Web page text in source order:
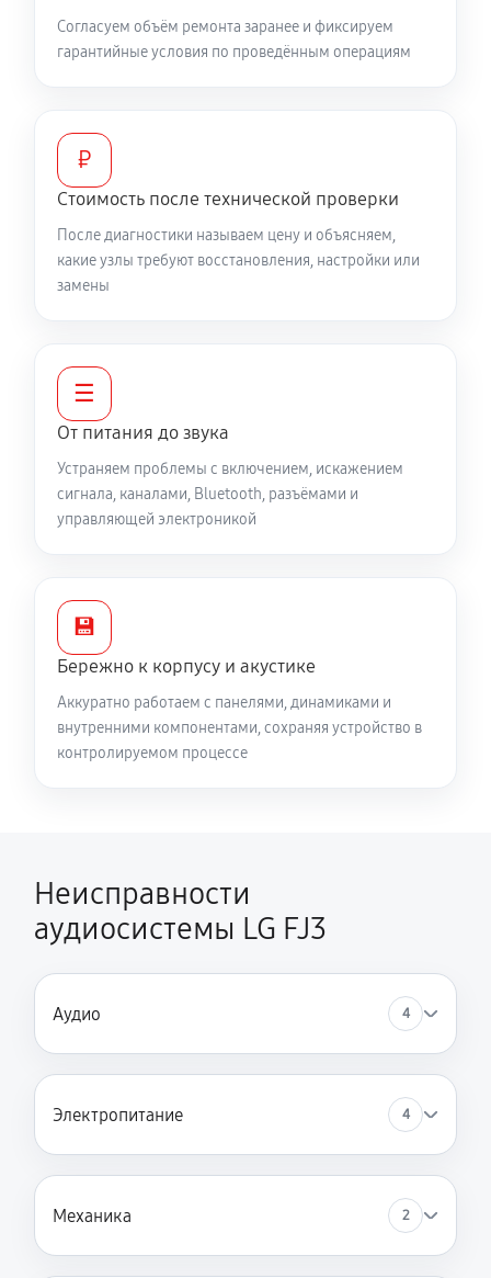
Согласуем объём ремонта заранее и фиксируем
гарантийные условия по проведённым операциям
₽
Стоимость после технической проверки
После диагностики называем цену и объясняем,
какие узлы требуют восстановления, настройки или
замены
☰
От питания до звука
Устраняем проблемы с включением, искажением
сигнала, каналами, Bluetooth, разъёмами и
управляющей электроникой
💾
Бережно к корпусу и акустике
Аккуратно работаем с панелями, динамиками и
внутренними компонентами, сохраняя устройство в
контролируемом процессе
Неисправности
аудиосистемы LG FJ3
Аудио 4
Электропитание 4
Механика 2